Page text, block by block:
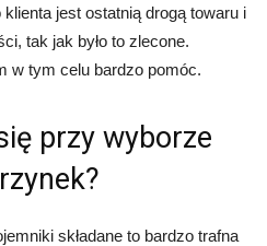
jest ostatnią drogą towaru i
tak jak było to zlecone.
w tym celu bardzo pomóc.
przy wyborze
składane to bardzo trafna